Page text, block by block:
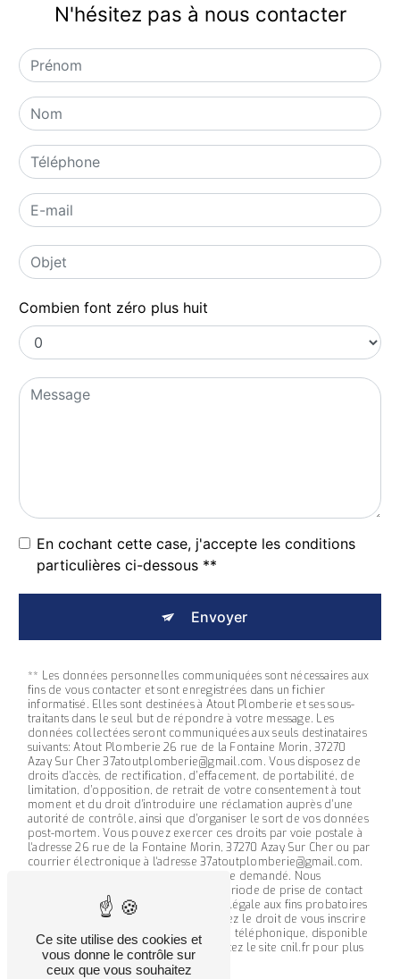
N'hésitez pas à nous contacter
Combien font zéro plus huit
En cochant cette case, j'accepte les conditions
particulières ci-dessous **
Envoyer
** Les données personnelles communiquées sont nécessaires aux
fins de vous contacter et sont enregistrées dans un fichier
informatisé. Elles sont destinées à Atout Plomberie et ses sous-
traitants dans le seul but de répondre à votre message. Les
données collectées seront communiquées aux seuls destinataires
suivants: Atout Plomberie 26 rue de la Fontaine Morin, 37270
Azay Sur Cher 37atoutplomberie@gmail.com. Vous disposez de
droits d’accès, de rectification, d’effacement, de portabilité, de
limitation, d’opposition, de retrait de votre consentement à tout
moment et du droit d’introduire une réclamation auprès d’une
autorité de contrôle, ainsi que d’organiser le sort de vos données
post-mortem. Vous pouvez exercer ces droits par voie postale à
l'adresse 26 rue de la Fontaine Morin, 37270 Azay Sur Cher ou par
courrier électronique à l'adresse 37atoutplomberie@gmail.com.
Un justificatif d'identité pourra vous être demandé. Nous
conservons vos données pendant la période de prise de contact
puis pendant la durée de prescription légale aux fins probatoires
et de gestion des contentieux. Vous avez le droit de vous inscrire
sur la liste d'opposition au démarchage téléphonique, disponible
à cette adresse:Bloctel.gouv.fr. Consultez le site cnil.fr pour plus
d’informations sur vos droits.
Ce site utilise des cookies et
vous donne le contrôle sur
ceux que vous souhaitez